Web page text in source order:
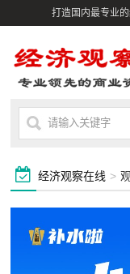
打造国内最专业
经济观察在线 >